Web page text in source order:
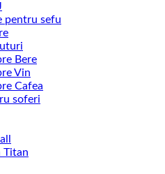
pentru sefu
Bere
Vin
Cafea
soferi
Titan